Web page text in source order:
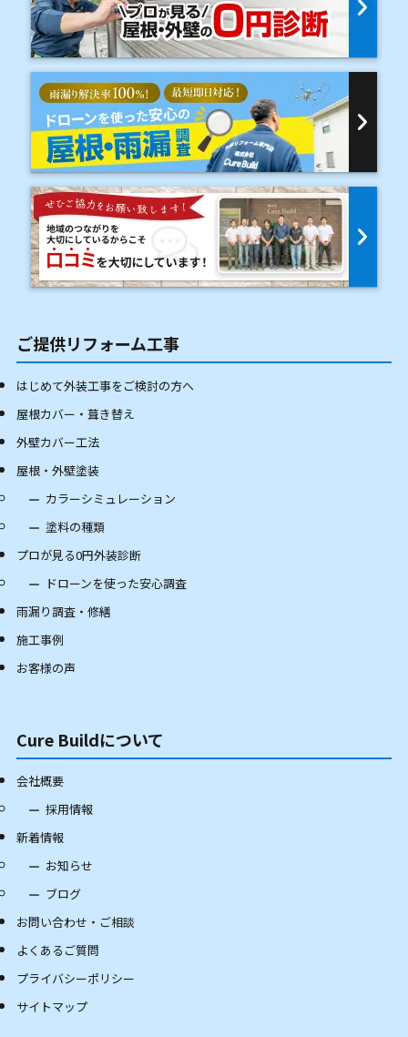
ご提供リフォーム工事
はじめて外装工事をご検討の方へ
屋根カバー・葺き替え
外壁カバー工法
屋根・外壁塗装
カラーシミュレーション
塗料の種類
プロが見る0円外装診断
ドローンを使った安心調査
雨漏り調査・修繕
施工事例
お客様の声
Cure Buildについて
会社概要
採用情報
新着情報
お知らせ
ブログ
お問い合わせ・ご相談
よくあるご質問
プライバシーポリシー
サイトマップ